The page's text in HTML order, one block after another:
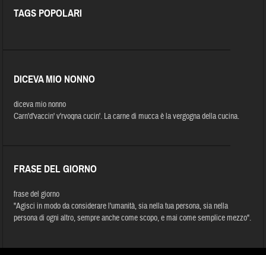
TAGS POPOLARI
DICEVA MIO NONNO
diceva mio nonno
Carn'd'vaccin' v'rvoqna cucin'. La carne di mucca è la vergogna della cucina.
FRASE DEL GIORNO
frase del giorno
"Agisci in modo da considerare l'umanità, sia nella tua persona, sia nella
persona di ogni altro, sempre anche come scopo, e mai come semplice mezzo".